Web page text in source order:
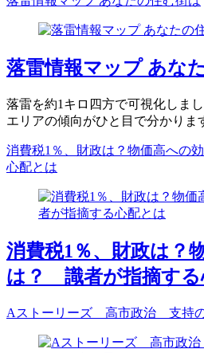
落雷情報マップ あな
落雷を約1キロ四方で可視化しま
エリアの傾向がひと目で分かりま
消費税1％、財政は？物価高への
心配とは
消費税1％、財政は？
は？ 識者が指摘する
Aストーリーズ 高市政治 支持